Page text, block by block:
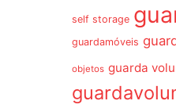
self storage
guardamóveis
objetos guarda